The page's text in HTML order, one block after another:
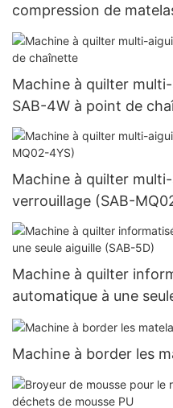
compression de
Machine à quilter
SAB-4W à point de
Machine à quilter
verrouillage (SAB-
Machine à quilter
automatique à une
Machine à border les